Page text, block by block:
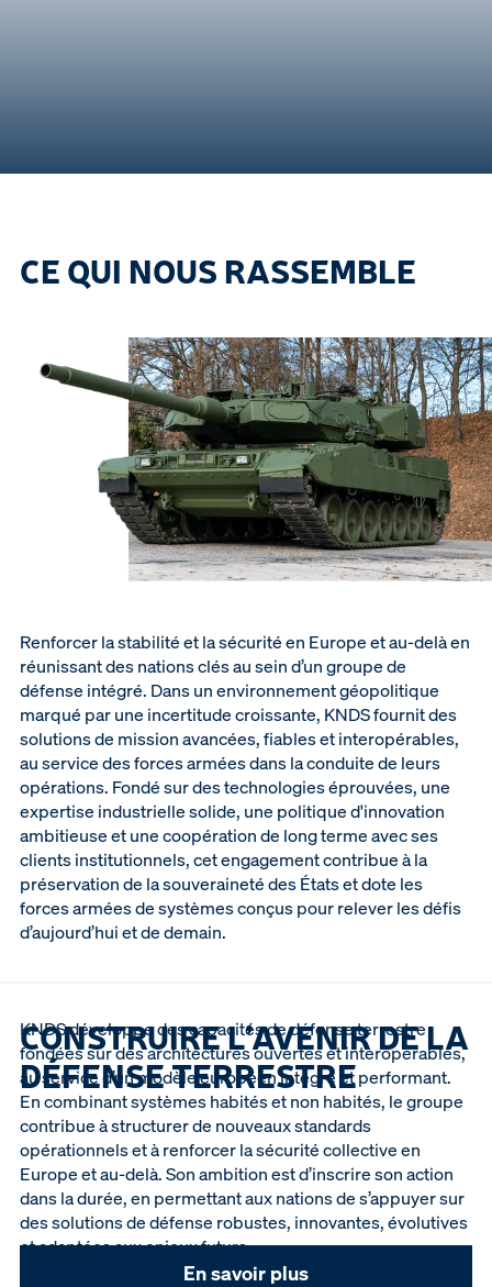
CE QUI NOUS RASSEMBLE
Renforcer la stabilité et la sécurité en Europe et au-delà en
réunissant des nations clés au sein d’un groupe de
défense intégré. Dans un environnement géopolitique
marqué par une incertitude croissante, KNDS fournit des
solutions de mission avancées, fiables et interopérables,
au service des forces armées dans la conduite de leurs
opérations. Fondé sur des technologies éprouvées, une
expertise industrielle solide, une politique d'innovation
ambitieuse et une coopération de long terme avec ses
clients institutionnels, cet engagement contribue à la
préservation de la souveraineté des États et dote les
forces armées de systèmes conçus pour relever les défis
d’aujourd’hui et de demain.
CONSTRUIRE L’AVENIR DE LA
DÉFENSE TERRESTRE
KNDS développe des capacités de défense terrestre
fondées sur des architectures ouvertes et interopérables,
au service d’un modèle européen intégré et performant.
En combinant systèmes habités et non habités, le groupe
contribue à structurer de nouveaux standards
opérationnels et à renforcer la sécurité collective en
Europe et au-delà. Son ambition est d’inscrire son action
dans la durée, en permettant aux nations de s’appuyer sur
des solutions de défense robustes, innovantes, évolutives
et adaptées aux enjeux futurs.
En savoir plus